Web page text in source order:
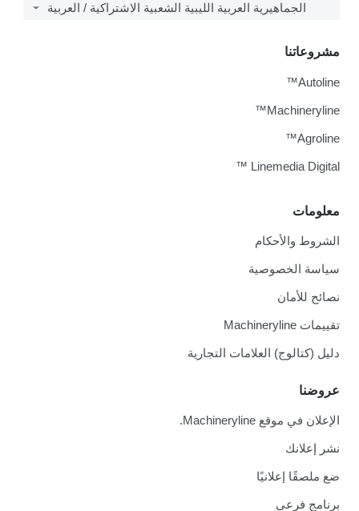
الجماهيرية العربية الليبية الشعبية الاشتراكية / العربية
معلومات
الشروط والأحكام
سياسة الخصوصية
نصائح للأمان
تقييمات Machineryline
دليل (كتالوج) العلامات التجارية
عروضنا
الإعلان في موقع Machineryline.
نشر إعلانك
ضع ملصقًا إعلانيًا
برنامج فرعي
مشروعاتنا
Autoline™
Machineryline™
Agroline™
Linemedia Digital ™